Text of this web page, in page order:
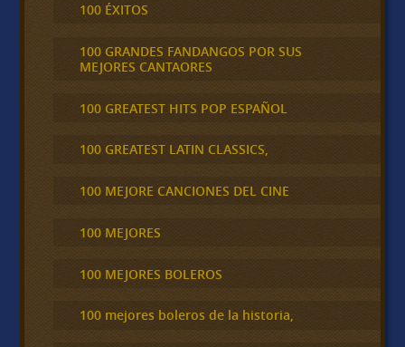
100 ÉXITOS
100 GRANDES FANDANGOS POR SUS
MEJORES CANTAORES
100 GREATEST HITS POP ESPAÑOL
100 GREATEST LATIN CLASSICS,
100 MEJORE CANCIONES DEL CINE
100 MEJORES
100 MEJORES BOLEROS
100 mejores boleros de la historia,